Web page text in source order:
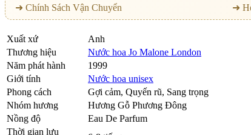
➜ Chính Sách Vận Chuyển
➜
Xuất xứ
Anh
Thương hiệu
Nước hoa Jo Malone London
Năm phát hành
1999
Giới tính
Nước hoa unisex
Phong cách
Gợi cảm, Quyến rũ, Sang trọng
Nhóm hương
Hương Gỗ Phương Đông
Nồng độ
Eau De Parfum
Thời gian lưu